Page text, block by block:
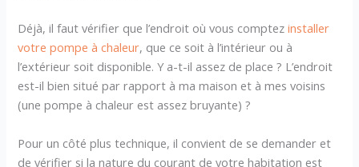
Déjà, il faut vérifier que l’endroit où vous comptezinstaller
votre pompe à chaleur, que ce soit à l’intérieur ou à
l’extérieur soit disponible. Y a-t-il assez de place ? L’endroit
est-il bien situé par rapport à ma maison et à mes voisins
(une pompe à chaleur est assez bruyante) ?
Pour un côté plus technique, il convient de se demander et
de vérifier si la nature du courant de votre habitation est